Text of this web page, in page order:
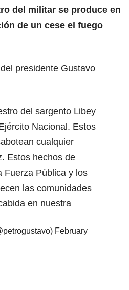
del militar se produce en
de un cese el fuego
presidente Gustavo
del sargento Libey
Nacional. Estos
cualquier
Estos hechos de
Fuerza Pública y los
las comunidades
en nuestra
February